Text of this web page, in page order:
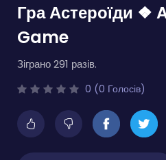
Гра Астероїди ❖
Game
Зіграно 291 разів.
0 (0 Голосів)